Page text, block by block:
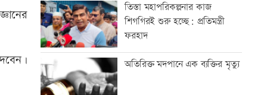
তিস্তা মহাপরিকল্পনার কাজ
শিগগিরই শুরু হচ্ছে: প্রতিমন্ত্রী
ফরহাদ
অতিরিক্ত মদপানে এক ব্যক্তির মৃত্যু